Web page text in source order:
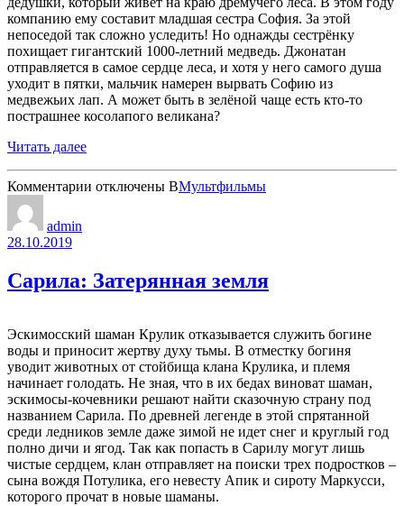
компанию ему составит младшая сестра София. За этой
непоседой так сложно уследить! Но однажды сестрёнку
похищает гигантский 1000-летний медведь. Джонатан
отправляется в самое сердце леса, и хотя у него самого душа
уходит в пятки, мальчик намерен вырвать Софию из
медвежьих лап. А может быть в зелёной чаще есть кто-то
пострашнее косолапого великана?
Читать далее
Комментарии котключены ВМультфильмы
admin
28.10.2019
Сарила: Затерянная земля
Эскимосский шаман Крулик отказывается служить богине
воды и приносит жертву духу тьмы. В отместку богиня
уводит животных от стойбища клана Крулика, и племя
начинает голодать. Не зная, что в их бедах виноват шаман,
эскимосы-кочевники решают найти сказочную страну под
названием Сарила. По древней легенде в этой спрятанной
среди ледников земле даже зимой не идет снег и круглый год
полно дичи и ягод. Так как попасть в Сарилу могут лишь
чистые сердцем, клан отправляет на поиски трех подростков –
сына вождя Потулика, его невесту Апик и сироту Маркусси,
которого прочат в новые шаманы.